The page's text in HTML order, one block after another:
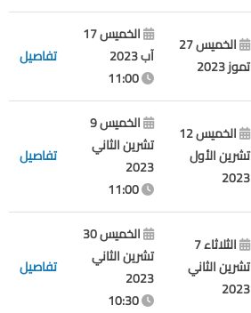
الخميس 27
تموز 2023
الخميس 17
آب 2023
11:00
تفاصيل
الخميس 12
تشرين الأول
2023
الخميس 9
تشرين الثاني
2023
11:00
تفاصيل
الثلاثاء 7
تشرين الثاني
2023
الخميس 30
تشرين الثاني
2023
10:30
تفاصيل